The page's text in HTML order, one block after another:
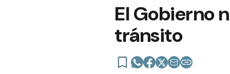
El Gobierno
tránsito